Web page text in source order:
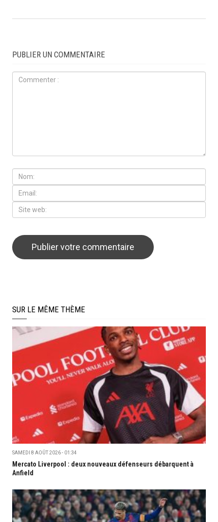
PUBLIER UN COMMENTAIRE
SUR LE MÊME THÈME
SAMEDI 8 AOÛT 2026 - 01:34
Mercato Liverpool : deux nouveaux défenseurs débarquent à
Anfield